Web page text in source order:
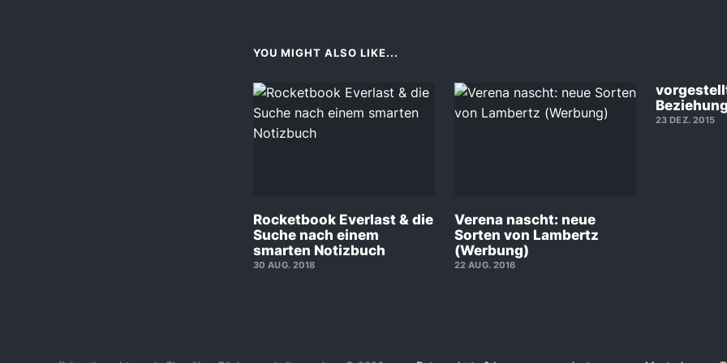
YOU MIGHT ALSO LIKE...
Rocketbook Everlast & die
Suche nach einem
smarten Notizbuch
30 AUG. 2018
Verena nascht: neue
Sorten von Lambertz
(Werbung)
22 AUG. 2016
23 DEZ. 2015